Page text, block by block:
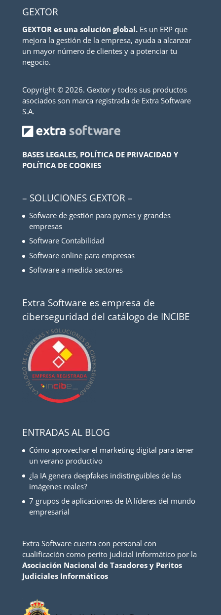
GEXTOR
GEXTOR es una solución global.Es un ERP que
mejora la gestión de la empresa, ayuda a alcanzar
un mayor número de clientes y a potenciar tu
negocio.
Copyright © 2026. Gextor y todos sus productos
asociados son marca registrada de Extra Software
S.A.
BASES LEGALES, POLÍTICA DE PRIVACIDAD Y
POLÍTICA DE COOKIES
– SOLUCIONES GEXTOR –
Sofware de gestión para pymes y grandes
empresas
Software Contabilidad
Software online para empresas
Software a medida sectores
Extra Software es empresa de
ciberseguridad del catálogo de INCIBE
ENTRADAS AL BLOG
Cómo aprovechar el marketing digital para tener
un verano productivo
¿la IA genera deepfakes indistinguibles de las
imágenes reales?
7 grupos de aplicaciones de IA líderes del mundo
empresarial
Extra Software cuenta con personal con
cualificación como perito judicial informático por la
Asociación Nacional de Tasadores y Peritos
Judiciales Informáticos